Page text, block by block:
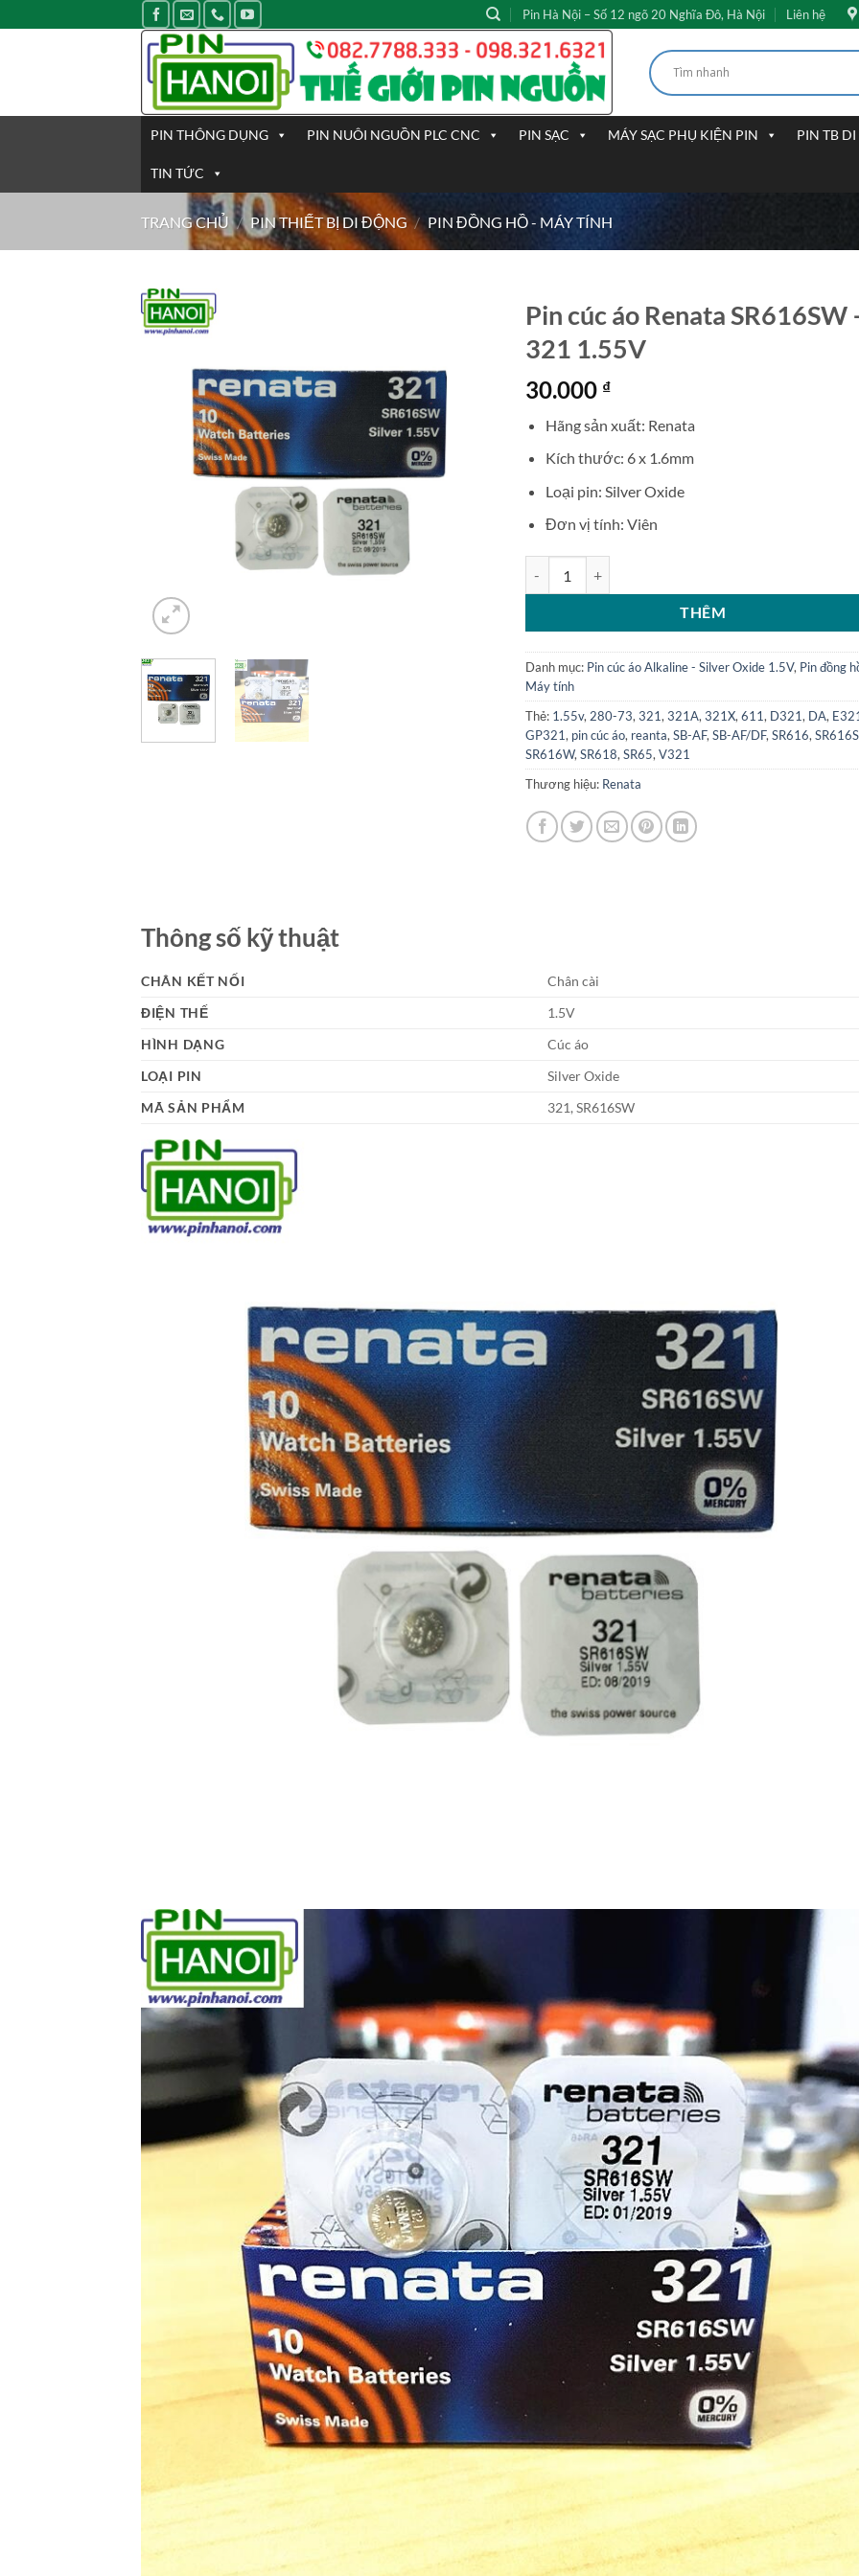
qua
Pin Hà Nội – Số 12 ngõ 20 Nghĩa Đô, Hà Nội Liên hệ
PIN THÔNG DỤNG PIN NUÔI NGUỒN PLC CNC PIN SẠC MÁY SẠC PHỤ KIỆN PIN PIN TB
TIN TỨC
TRANG CHỦ / PIN THIẾT BỊ DI ĐỘNG / PIN ĐỒNG HỒ - MÁY TÍNH
Pin cúc áo Renata SR616SW
321 1.55V
30.000 ₫
Hãng sản xuất: Renata
Kích thước: 6 x 1.6mm
Loại pin: Silver Oxide
Đơn vị tính: Viên
THÊM
Danh mục: Pin cúc áo Alkaline - Silver Oxide 1.5V, Pin đồng
Máy tính
Thẻ: 1.55v, 280-73, 321, 321A, 321X, 611, D321, DA, E321
GP321, pin cúc áo, reanta, SB-AF, SB-AF/DF, SR616,
SR616W, SR618, SR65, V321
Thương hiệu: Renata
Thông số kỹ thuật
CHÂN KẾT NỐI
Chân cài
ĐIỆN THẾ
1.5V
HÌNH DẠNG
Cúc áo
LOẠI PIN
Silver Oxide
MÃ SẢN PHẨM
321, SR616SW